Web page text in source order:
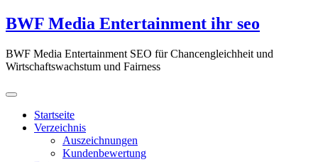
Zum
Inhalt
BWF Media Entertainment ihr seo
BWF Media Entertainment SEO für Chancengleichheit und
Wirtschaftswachstum und Fairness
Startseite
Verzeichnis
Auszeichnungen
Kundenbewertung